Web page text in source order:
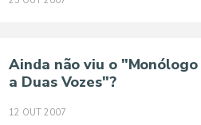
Ainda não viu o "Monólogo
a Duas Vozes"?
12 OUT 2007